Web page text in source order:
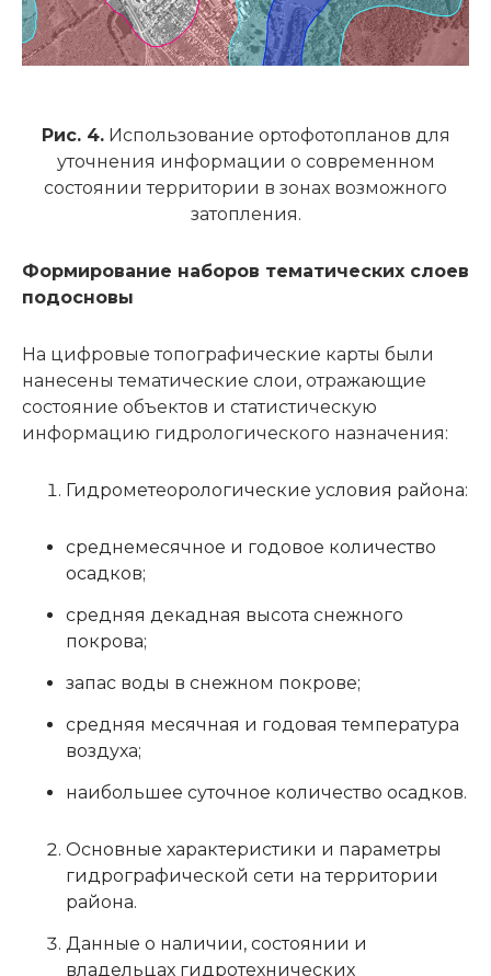
Рис. 4.Использование ортофотопланов для
уточнения информации о современном
состоянии территории в зонах возможного
затопления.
Формирование наборов тематических слоев
подосновы
На цифровые топографические карты были
нанесены тематические слои, отражающие
состояние объектов и статистическую
информацию гидрологического назначения:
Гидрометеорологические условия района:
среднемесячное и годовое количество
осадков;
средняя декадная высота снежного
покрова;
запас воды в снежном покрове;
средняя месячная и годовая температура
воздуха;
наибольшее суточное количество осадков.
Основные характеристики и параметры
гидрографической сети на территории
района.
Данные о наличии, состоянии и
владельцах гидротехнических